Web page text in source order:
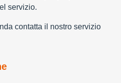
servizio.
contatta il nostro servizio